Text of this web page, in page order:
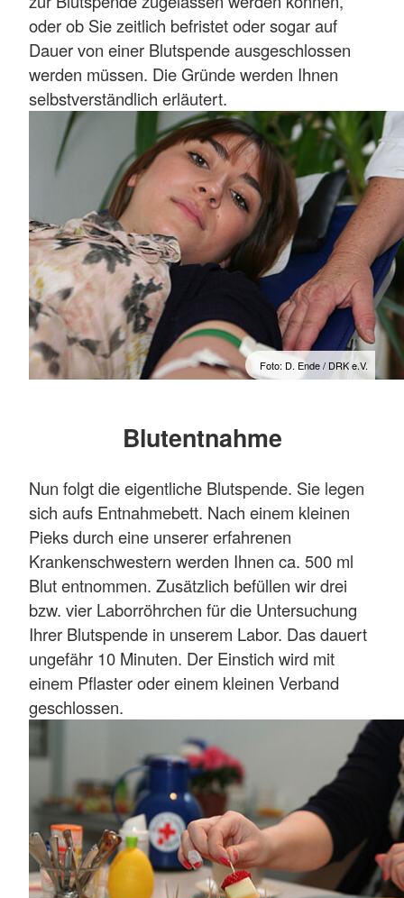
oder ob Sie zeitlich befristet oder sogar auf
Dauer von einer Blutspende ausgeschlossen
werden müssen. Die Gründe werden Ihnen
selbstverständlich erläutert.
Foto: D. Ende / DRK e.V.
Blutentnahme
Nun folgt die eigentliche Blutspende. Sie legen
sich aufs Entnahmebett. Nach einem kleinen
Pieks durch eine unserer erfahrenen
Krankenschwestern werden Ihnen ca. 500 ml
Blut entnommen. Zusätzlich befüllen wir drei
bzw. vier Laborröhrchen für die Untersuchung
Ihrer Blutspende in unserem Labor. Das dauert
ungefähr 10 Minuten. Der Einstich wird mit
einem Pflaster oder einem kleinen Verband
geschlossen.